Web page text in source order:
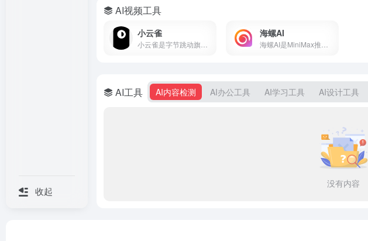
收起
AI视频工具
小云雀 海螺AI
AI工具 AI内容检测 AI办公工具 AI学习工具 AI设计工具
没有内容